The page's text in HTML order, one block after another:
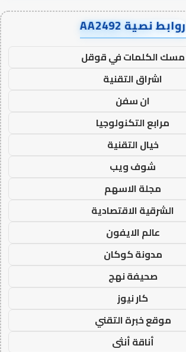
روابط نصية AA2492
مسك الكلمات في قوقل
اشراق التقنية
ان سفن
مرابع التكنولوجيا
خيال التقنية
شوف ويب
مجلة الاسهم
الشرقية الاقتصادية
عالم الايفون
مدونة كوكان
صحيفة نهج
كار نيوز
موقع خبرة التقني
أناقة أنثى